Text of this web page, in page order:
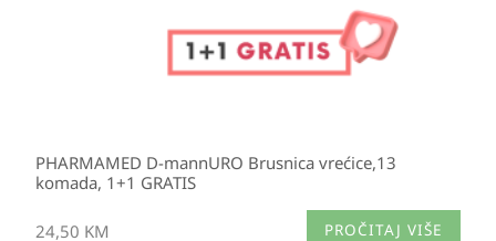
PHARMAMED D-mannURO Brusnica vrećice,13
komada, 1+1 GRATIS
24,50 KM PROČITAJ VIŠE